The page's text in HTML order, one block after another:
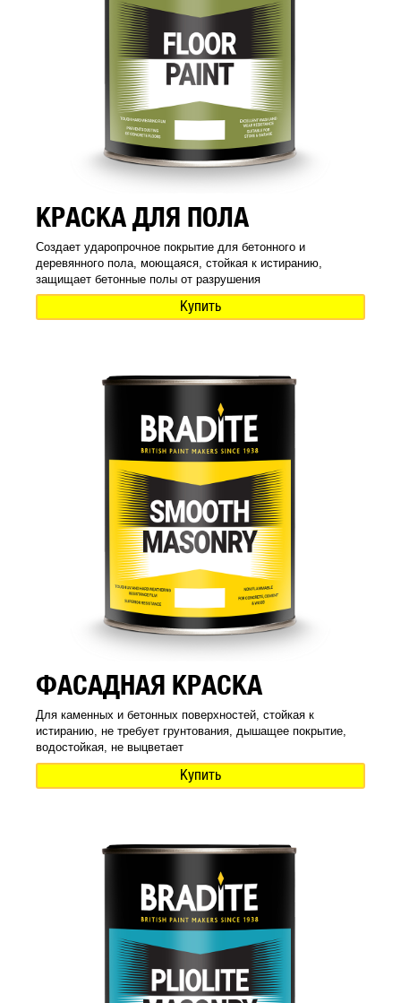
КРАСКА ДЛЯ ПОЛА
Создает ударопрочное покрытие для бетонного и
деревянного пола, моющаяся, стойкая к истиранию,
защищает бетонные полы от разрушения
Купить
ФАСАДНАЯ КРАСКА
Для каменных и бетонных поверхностей, стойкая к
истиранию, не требует грунтования, дышащее покрытие,
водостойкая, не выцветает
Купить